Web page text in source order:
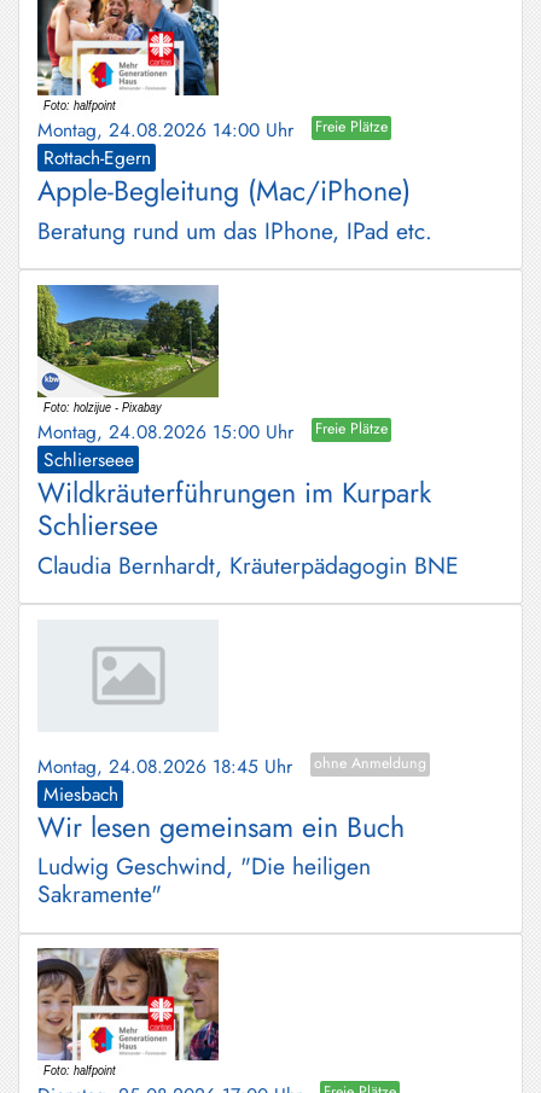
Montag, 24.08.2026 14:00 Uhr Freie Plätze
Rottach-Egern
Apple-Begleitung (Mac/iPhone)
Beratung rund um das IPhone, IPad etc.
Montag, 24.08.2026 15:00 Uhr Freie Plätze
Schlierseee
Wildkräuterführungen im Kurpark
Schliersee
Claudia Bernhardt, Kräuterpädagogin BNE
Montag, 24.08.2026 18:45 Uhr ohne Anmeldung
Miesbach
Wir lesen gemeinsam ein Buch
Ludwig Geschwind, "Die heiligen
Sakramente"